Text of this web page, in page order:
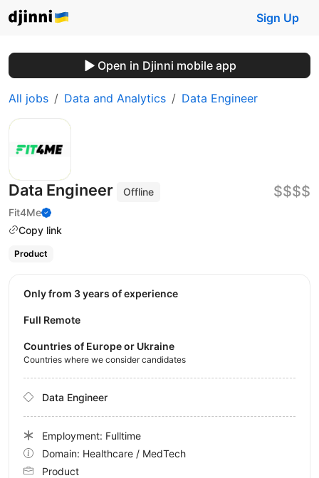
Sign Up
Open in Djinni mobile app
All jobs Data and Analytics Data Engineer
Data Engineer
Offline
Fit4Me
Copy link
$$$$
Product
Only from 3 years of experience
Full Remote
Countries of Europe or Ukraine
Countries where we consider candidates
Data Engineer
Employment: Fulltime
Domain: Healthcare / MedTech
Product